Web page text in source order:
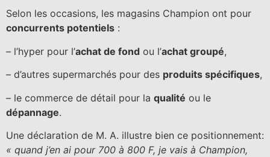
Selon les occasions, les magasins Champion ont pour
concurrents potentiels :
– l’hyper pour l’achat de fond ou l’achat groupé,
– d’autres supermarchés pour des produits spécifiques,
– le commerce de détail pour la qualité ou le
dépannage.
Une déclaration de M. A. illustre bien ce positionnement:
« quand j’en ai pour 700 à 800 F, je vais à Champion,